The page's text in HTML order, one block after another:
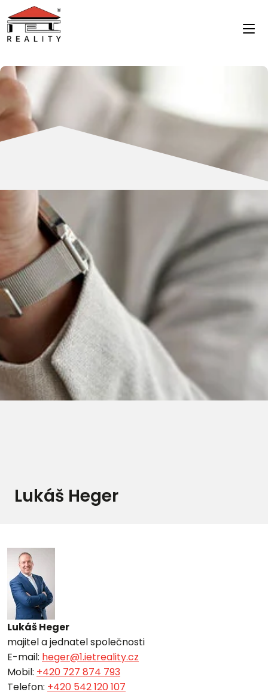
Lukáš Heger
Lukáš Heger
majitel a jednatel společnosti
E-mail: heger@1.ietreality.cz
Mobil: +420 727 874 793
Telefon: +420 542 120 107